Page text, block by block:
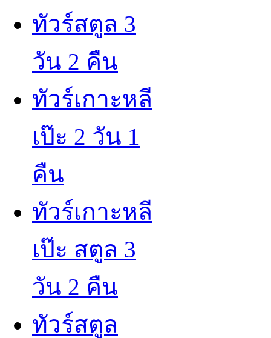
ทัวร์สตูล 3
วัน 2 คืน
ทัวร์เกาะหลี
เป๊ะ 2 วัน 1
คืน
ทัวร์เกาะหลี
เป๊ะ สตูล 3
วัน 2 คืน
ทัวร์สตูล